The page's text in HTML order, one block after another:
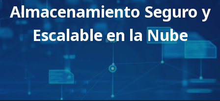
Almacenamiento Seguro y
Escalable en la Nube